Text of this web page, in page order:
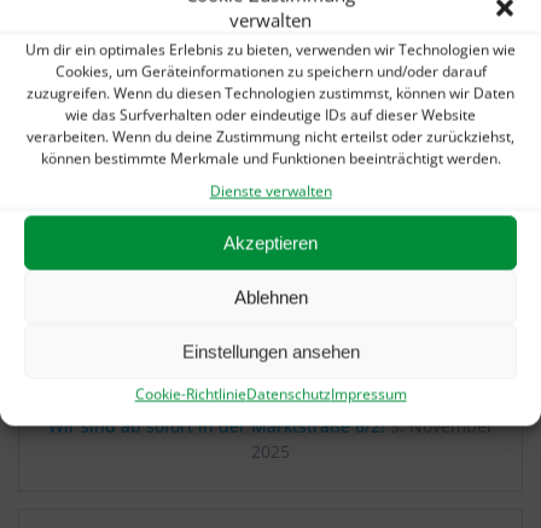
verwalten
Um dir ein optimales Erlebnis zu bieten, verwenden wir Technologien wie
Cookies, um Geräteinformationen zu speichern und/oder darauf
zuzugreifen. Wenn du diesen Technologien zustimmst, können wir Daten
wie das Surfverhalten oder eindeutige IDs auf dieser Website
verarbeiten. Wenn du deine Zustimmung nicht erteilst oder zurückziehst,
können bestimmte Merkmale und Funktionen beeinträchtigt werden.
Dienste verwalten
Akzeptieren
Ablehnen
Einstellungen ansehen
Cookie-RichtlinieDatenschutzImpressum
UNSERE AKTUELLEN MELDUNGEN:
Sommerurlaub? Gibts auch bei uns! 5. August 2026
„Alarmstufe Rot“: Petition gegen Kürzungen in
der Hilfsmittelversorgung 22. Juni 2026
Wieder nur 1 SPOT – dann geht es weiter!
Letzter Arbeitseinsatz im alten Jahr…
Orthopädie Schuhtechnik Ditzingen im Weißen Haus:
Wir sind ab sofort in der Marktstraße 6/2! 3. November
2025